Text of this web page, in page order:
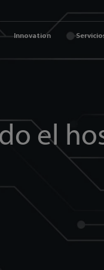
Innovation
el